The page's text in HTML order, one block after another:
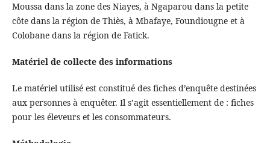
Moussa dans la zone des Niayes, à Ngaparou dans la petite
côte dans la région de Thiès, à Mbafaye, Foundiougne et à
Colobane dans la région de Fatick.
Matériel de collecte des informations
Le matériel utilisé est constitué des fiches d’enquête destinées
aux personnes à enquêter. Il s’agit essentiellement de : fiches
pour les éleveurs et les consommateurs.